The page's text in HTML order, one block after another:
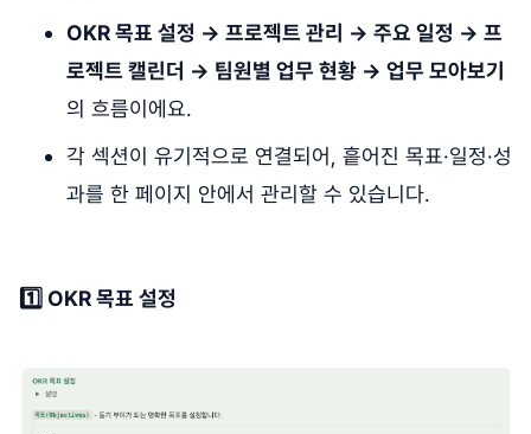
OKR 목표 설정 → 프로젝트 관리 → 주요 일정 → 프
로젝트 캘린더 → 팀원별 업무 현황 → 업무 모아보기
의 흐름이에요.
각 섹션이 유기적으로 연결되어, 흩어진 목표·일정·성
과를 한 페이지 안에서 관리할 수 있습니다.
1️⃣ OKR 목표 설정